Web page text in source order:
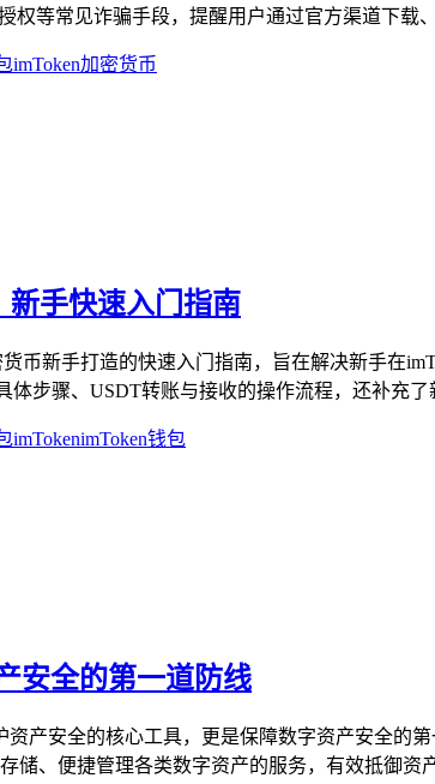
权等常见诈骗手段，提醒用户通过官方渠道下
imToken加密货币
新手快速入门指南
币新手打造的快速入门指南，旨在解决新手在
体步骤、USDT转账与接收的操作流程，还补充
imTokenimToken钱包
安全的第一道防线
资产安全的核心工具，更是保障数字资产安全
储、便捷管理各类数字资产的服务，有效抵御